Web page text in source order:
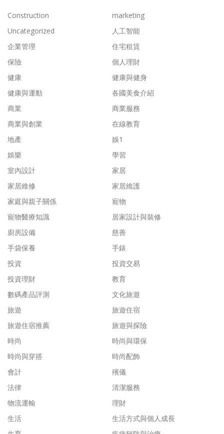
Construction
marketing
Uncategorized
人工智能
企業管理
住宅租賃
保險
個人理財
健康
健康與健身
健康與運動
各國美食介紹
商業
商業服務
商業與創業
在線教育
地產
娛1
娛樂
學習
室內設計
家居
家居維修
家居維護
家庭與親子關係
寵物
寵物醫療知識
居家設計與裝修
廚房設備
慈善
手袋保養
手錶
投資
投資交易
投資理財
教育
數碼產品評測
文化旅遊
旅遊
旅遊住宿
旅遊住宿推薦
旅遊與探險
時尚
時尚與環保
時尚與穿搭
時尚配飾
會計
殯儀
法律
清潔服務
物流運輸
理財
生活
生活方式與個人成長